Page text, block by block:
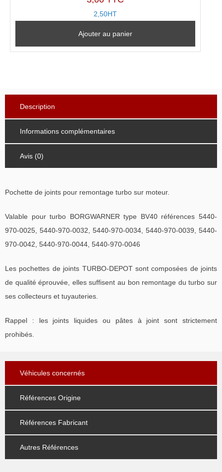
2,50HT
Ajouter au panier
Description
Informations complémentaires
Avis (0)
Pochette de joints pour remontage turbo sur moteur.
Valable pour turbo BORGWARNER type BV40 références 5440-
970-0025, 5440-970-0032, 5440-970-0034, 5440-970-0039, 5440-
970-0042, 5440-970-0044, 5440-970-0046
Les pochettes de joints TURBO-DEPOT sont composées de joints
de qualité éprouvée, elles suffisent au bon remontage du turbo sur
ses collecteurs et tuyauteries.
Rappel : les joints liquides ou pâtes à joint sont strictement
prohibés.
Véhicules concernés
Références Origine
Références Fabricant
Autres Références